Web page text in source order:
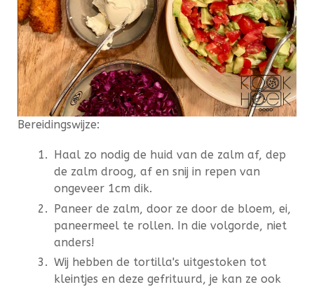
Bereidingswijze:
Haal zo nodig de huid van de zalm af, dep
de zalm droog, af en snij in repen van
ongeveer 1cm dik.
Paneer de zalm, door ze door de bloem, ei,
paneermeel te rollen. In die volgorde, niet
anders!
Wij hebben de tortilla's uitgestoken tot
kleintjes en deze gefrituurd, je kan ze ook